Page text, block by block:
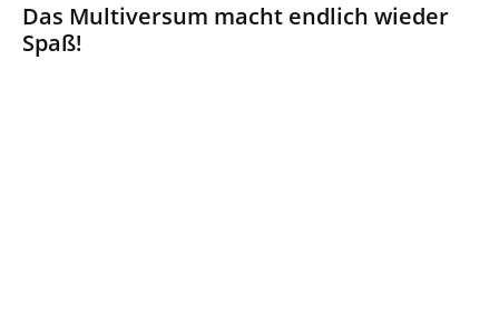
Das Multiversum macht endlich wieder
Spaß!